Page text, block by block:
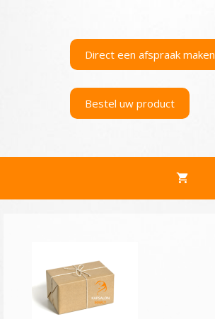
Direct een afspraak maken
Bestel uw product